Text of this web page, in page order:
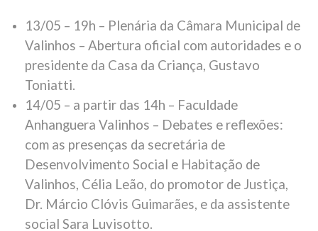
13/05 – 19h – Plenária da Câmara Municipal de
Valinhos – Abertura oficial com autoridades e o
presidente da Casa da Criança, Gustavo
Toniatti.
14/05 – a partir das 14h – Faculdade
Anhanguera Valinhos – Debates e reflexões:
com as presenças da secretária de
Desenvolvimento Social e Habitação de
Valinhos, Célia Leão, do promotor de Justiça,
Dr. Márcio Clóvis Guimarães, e da assistente
social Sara Luvisotto.